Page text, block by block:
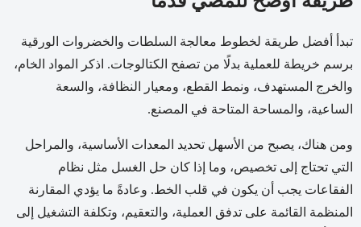
تبدأ أفضل طريقة لخطوط معالجة السلطات والخضروات الورقية
برسم خريطة للعملية بدلًا من تصفح الكتالوجات. اذكر المواد الخام،
والخرج المستهدف، ونمط القطع، ومعيار النظافة، والسعة
الساعية، والمساحة المتاحة في المصنع.
ومن هناك، يصبح من الأسهل تحديد المعدات الأساسية، والمراحل
التي تحتاج إلى تخصيص، وما إذا كان حل الغسل مثل نظام
الفقاعات يجب أن يكون في قلب الخط. وعادةً ما يؤدي المقارنة
المنظمة القائمة على تدفق العملية، والتعقيم، وتكلفة التشغيل إلى